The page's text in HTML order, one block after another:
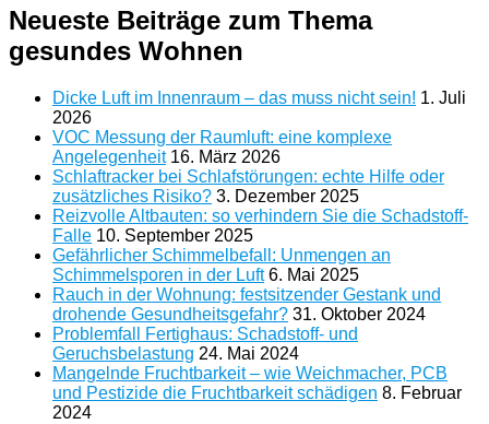
Neueste Beiträge zum Thema
gesundes Wohnen
Dicke Luft im Innenraum – das muss nicht sein! 1. Juli
2026
VOC Messung der Raumluft: eine komplexe
Angelegenheit 16. März 2026
Schlaftracker bei Schlafstörungen: echte Hilfe oder
zusätzliches Risiko? 3. Dezember 2025
Reizvolle Altbauten: so verhindern Sie die Schadstoff-
Falle 10. September 2025
Gefährlicher Schimmelbefall: Unmengen an
Schimmelsporen in der Luft 6. Mai 2025
Rauch in der Wohnung: festsitzender Gestank und
drohende Gesundheitsgefahr? 31. Oktober 2024
Problemfall Fertighaus: Schadstoff- und
Geruchsbelastung 24. Mai 2024
Mangelnde Fruchtbarkeit – wie Weichmacher, PCB
und Pestizide die Fruchtbarkeit schädigen 8. Februar
2024